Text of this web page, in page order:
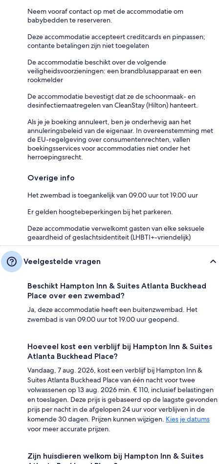
Neem vooraf contact op met de accommodatie om
babybedden te reserveren.
Deze accommodatie accepteert creditcards en pinpassen;
contante betalingen zijn niet toegelaten
De accommodatie beschikt over de volgende
veiligheidsvoorzieningen: een brandblusapparaat en een
rookmelder
De accommodatie bevestigt dat ze de schoonmaak- en
desinfectiemaatregelen van CleanStay (Hilton) hanteert.
Als je je boeking annuleert, ben je onderhevig aan het
annuleringsbeleid van de eigenaar. In overeenstemming met
de EU-regelgeving over consumentenrechten, vallen
boekingsservices voor accommodaties niet onder het
herroepingsrecht.
Overige info
Het zwembad is toegankelijk van 09.00 uur tot 19.00 uur
Er gelden hoogtebeperkingen bij het parkeren.
Deze accommodatie verwelkomt gasten van elke seksuele
geaardheid of geslachtsidentiteit (LHBTI+-vriendelijk)
Veelgestelde vragen
Beschikt Hampton Inn & Suites Atlanta Buckhead
Place over een zwembad?
Ja, deze accommodatie heeft een buitenzwembad. Het
zwembad is van 09.00 uur tot 19.00 uur geopend.
Hoeveel kost een verblijf bij Hampton Inn & Suites
Atlanta Buckhead Place?
Vandaag, 7 aug. 2026, kost een verblijf bij Hampton Inn &
Suites Atlanta Buckhead Place van één nacht voor twee
volwassenen op 13 aug. 2026 min. € 110, inclusief belastingen
en toeslagen. Deze prijs is gebaseerd op de laagste gevonden
prijs per nacht in de afgelopen 24 uur voor verblijven in de
komende 30 dagen. Prijzen kunnen wijzigen. Kies je datums
voor meer accurate prijzen.
Zijn huisdieren welkom bij Hampton Inn & Suites